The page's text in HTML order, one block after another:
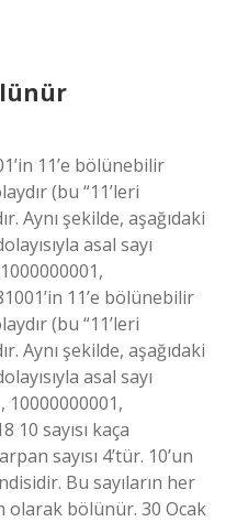
11’e bölünebilir
(bu “11’leri
Aynı şekilde, aşağıdaki
asal sayı
11’e bölünebilir
(bu “11’leri
Aynı şekilde, aşağıdaki
asal sayı
10000000001,
10 sayısı kaça
sayısı 4’tür. 10’un
Bu sayıların her
olarak bölünür. 30 Ocak